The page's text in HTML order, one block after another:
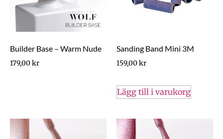
Builder Base – Warm Nude
179,00kr
Sanding Band Mini 3M
159,00kr
Lägg till i varukorg